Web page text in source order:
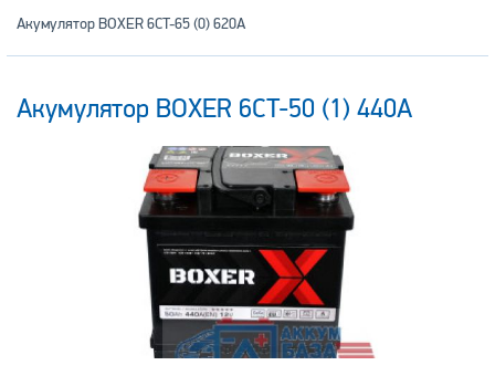
Акумулятор BOXER 6CT-65 (0) 620A
Акумулятор BOXER 6CT-50 (1) 440A